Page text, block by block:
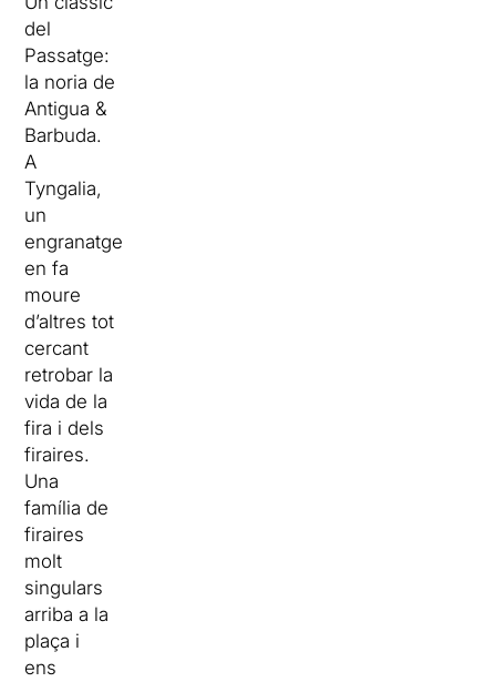
del
Passatge:
la noria de
Antigua &
Barbuda.
A
Tyngalia,
un
engranatge
en fa
moure
d’altres tot
cercant
retrobar la
vida de la
fira i dels
firaires.
Una
família de
firaires
molt
singulars
arriba a la
plaça i
ens